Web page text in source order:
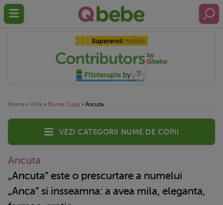
Home › Utile › Nume Copii › Ancuta
Vezi categorii nume de copii
Ancuta
„Ancuta” este o prescurtare a numelui
„Anca” si insseamna: a avea mila, eleganta,